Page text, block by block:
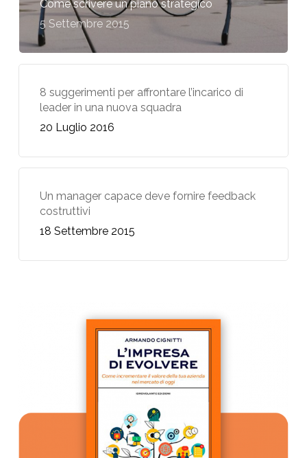
Come scrivere un piano strategico
5 Settembre 2015
8 suggerimenti per affrontare l’incarico di
leader in una nuova squadra
20 Luglio 2016
Un manager capace deve fornire feedback
costruttivi
18 Settembre 2015